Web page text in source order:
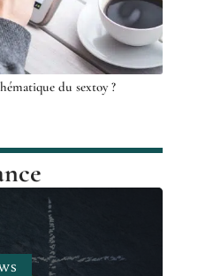
du sextoy ?